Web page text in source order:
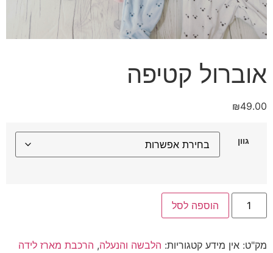
אוברול קטיפה
₪49.00
גוון
כמות
אוברול
הוספה לסל
מק"ט: אין מידע קטגוריות: הלבשה והנעלה, הרכבת מארז לידה